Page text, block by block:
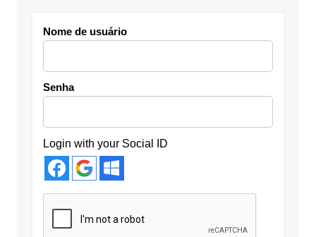
Nome de usuário
Senha
Login with your Social ID